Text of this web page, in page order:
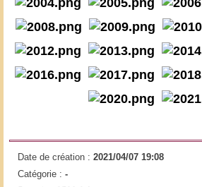
Date de création : 2021/04/07 19:08
Catégorie : -